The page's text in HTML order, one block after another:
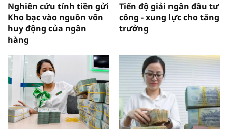
Nghiên cứu tính tiền gửi
Kho bạc vào nguồn vốn
huy động của ngân
hàng
Tiến độ giải ngân đầu tư
công - xung lực cho tăng
trưởng